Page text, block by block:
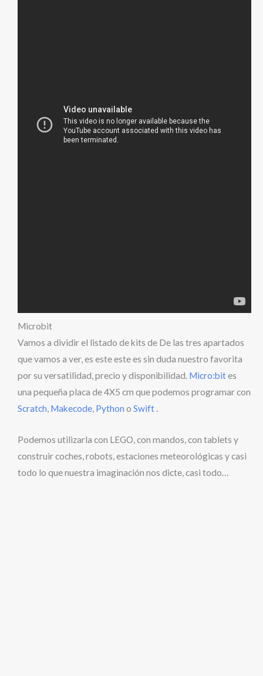
Microbit
Vamos a dividir el listado de kits de De las tres apartados
que vamos a ver, es este este es sin duda nuestro favorita
por su versatilidad, precio y disponibilidad. Micro:bites
una pequeña placa de 4X5 cm que podemos programar con
Scratch, Makecode, Python o Swift .
Podemos utilizarla con LEGO, con mandos, con tablets y
construir coches, robots, estaciones meteorológicas y casi
todo lo que nuestra imaginación nos dicte, casi todo…